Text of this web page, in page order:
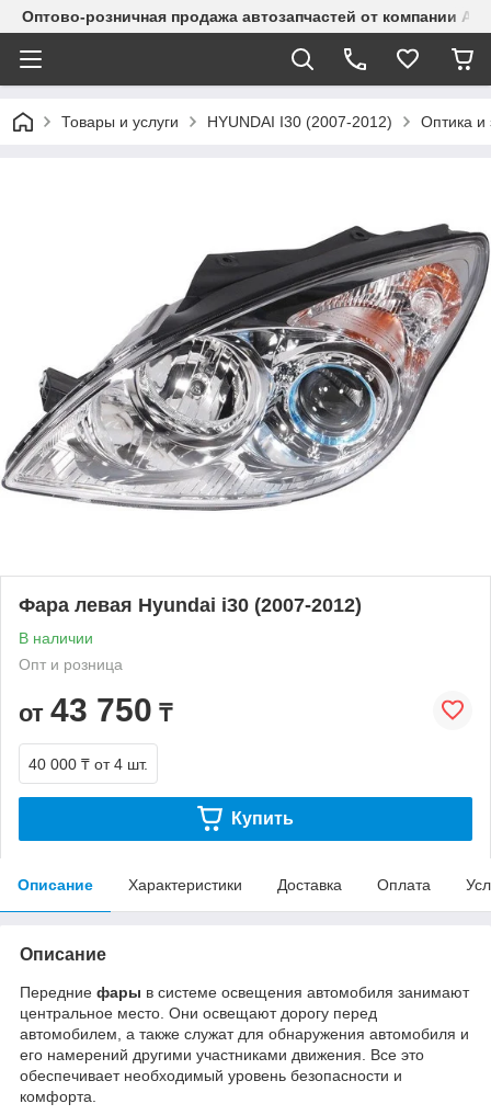
Оптово-розничная продажа автозапчастей от компании
Товары и услуги HYUNDAI I30 (2007-2012) Оптика и
Фара левая Hyundai i30 (2007-2012)
В наличии
Опт и розница
от 43 750 ₸
40 000 ₸ от 4 шт.
Купить
Описание Характеристики Доставка Оплата
Описание
Передние фары в системе освещения автомобиля занимают
центральное место. Они освещают дорогу перед
автомобилем, а также служат для обнаружения автомобиля и
его намерений другими участниками движения. Все это
обеспечивает необходимый уровень безопасности и
комфорта.